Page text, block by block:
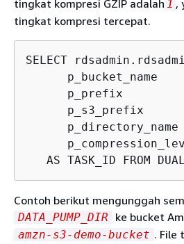
tingkat kompresi GZIP adalah 1 ,
tingkat kompresi tercepat.
SELECT
p_bucket_name
p_prefix
p_s3_prefix
p_directory_name
AS TASK_ID
Contoh berikut mengunggah
DATA_PUMP_DIR ke bucket
amzn-s3-demo-bucket . File